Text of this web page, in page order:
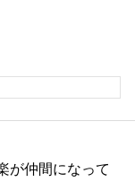
が仲間になって